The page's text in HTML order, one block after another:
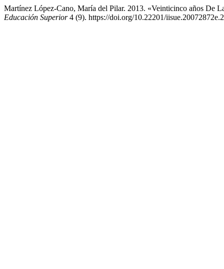
Martínez López-Cano, María del Pilar. 2013. «Veinticinco años De
Educación Superior4 (9). https://doi.org/10.22201/